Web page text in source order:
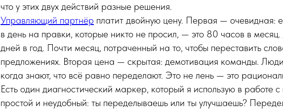
что у этих двух действий разные решения.
Управляющий партнёр платит двойную цену. Первая — очевидная:
в день на правки, которые никто не просил, — это 80 часов в
дней в год. Почти месяц, потраченный на то, чтобы переставить
предложениях. Вторая цена — скрытая: демотивация команды.
когда знают, что всё равно переделают. Это не лень — это
Есть один диагностический маркер, который я использую в работе
простой и неудобный: ты переделываешь или ты улучшаешь?